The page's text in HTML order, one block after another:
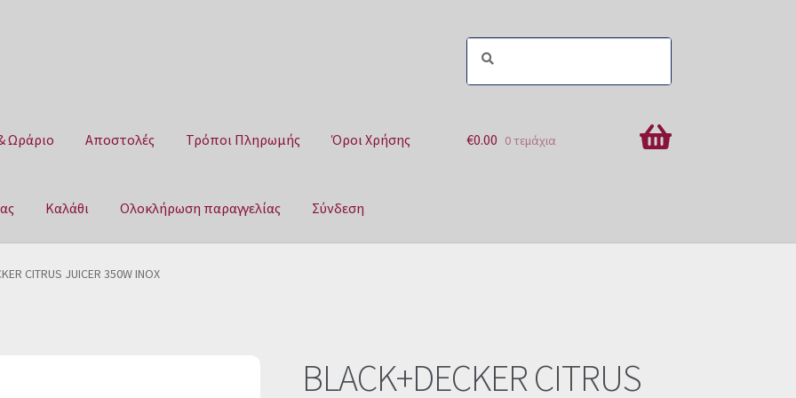
Ωράριο Αποστολές Τρόποι Πληρωμής Όροι Χρήσης
Καλάθι Ολοκλήρωση παραγγελίας Σύνδεση
€0.00 0 τεμάχια
CITRUS JUICER 350W INOX
BLACK+DECKER CITRUS